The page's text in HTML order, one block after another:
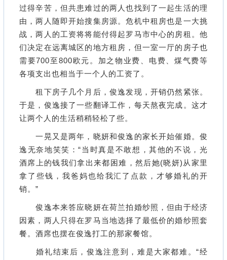
过得辛苦，但共患难过的两人也找到了一起生活的理
由，两人随即开始搜集房源。危机中租房也是一大挑
战，两人的工资将将能付得起罗马市中心的房租。他
们决定在远离城区的地方租房，但一室一厅的房子也
需要700至800欧元。加之物业费、电费、煤气费等
各项支出也相当于一个人的工资了。
租下房子几个月后，俊逸发现，开销仍然紧张。
于是，俊逸接了一些翻译工作，每天熬夜完成。这才
让两个人的生活稍稍轻松了些。
一晃又是两年，晓妍和俊逸的家长开始催婚。俊
逸无奈地笑笑：“当时真是不敢想，其他的不说，光
酒席上的钱我们拿出来都困难，然后她(晓妍)从家里
拿了些钱，我爸妈也给我汇了点款，才够婚礼的开
销。”
俊逸本来答应晓妍在荷兰拍婚纱照，但由于经济
因素，两人只得在罗马当地选择了最低价的婚纱照套
餐。酒席也摆在俊逸打工的那家餐馆。
婚礼结束后，俊逸注意到，难是大家都难。“经